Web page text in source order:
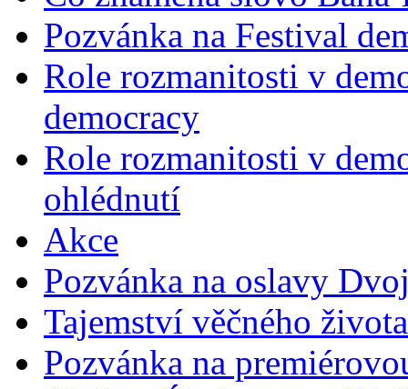
Pozvánka na Festival
Role rozmanitosti v
democracy
Role rozmanitosti v
ohlédnutí
Akce
Pozvánka na oslavy
Tajemství věčného života
Pozvánka na